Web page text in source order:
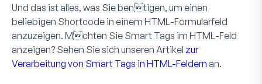
Und das ist alles, was Sie bentigen, um einen
beliebigen Shortcode in einem HTML -Formularfeld
anzuzeigen. Mchten Sie Smart Tags im HTML -Feld
anzeigen? Sehen Sie sich unseren Artikel zur
Verarbeitung von Smart Tags in HTML-Feldern an.